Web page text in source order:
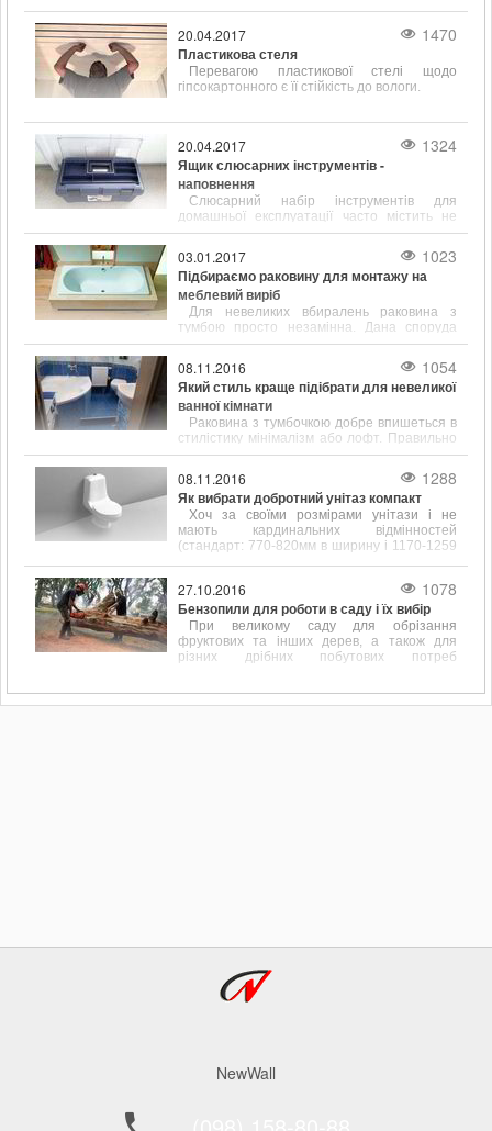
20.04.2017 1470
Пластикова стеля
Перевагою пластикової стелі щодо
гіпсокартонного є її стійкість до вологи.
20.04.2017 1324
Ящик слюсарних інструментів -
наповнення
Слюсарний набір інструментів для
домашньої експлуатації часто містить не
тільки популярні і відомі предмети, такі як
молоток, викрутка, ключ, а й містить зубило,
кернер, кусачки і інші інструменти.
03.01.2017 1023
Підбираємо раковину для монтажу на
меблевий виріб
Для невеликих вбиралень раковина з
тумбою просто незамінна. Дана споруда
відрізняється підвищеною
функціональністю і привабливим зовнішнім
виглядом.
08.11.2016 1054
Який стиль краще підібрати для невеликої
ванної кімнати
Раковина з тумбочкою добре впишеться в
стилістику мінімалізм або лофт. Правильно
підібрані розміри сантехніки допоможуть
08.11.2016 1288
Як вибрати добротний унітаз компакт
Хоч за своїми розмірами унітази і не
мають кардинальних відмінностей
(стандарт: 770-820мм в ширину і 1170-1259
розміром потрібно враховувати.
27.10.2016 1078
Бензопили для роботи в саду і їх вибір
При великому саду для обрізання
фруктових та інших дерев, а також для
різних дрібних побутових потреб
для майбутнього паркану дуже до речі
NewWall